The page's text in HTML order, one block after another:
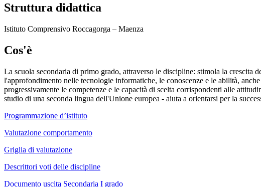
Struttura didattica
Istituto Comprensivo Roccagorga – Maenza
Cos'è
La scuola secondaria di primo grado, attraverso le discipline: stimola la crescita
l'approfondimento nelle tecnologie informatiche, le conoscenze e le abilità,
progressivamente le competenze e le capacità di scelta corrispondenti alle
studio di una seconda lingua dell'Unione europea - aiuta a orientarsi per la
Programmazione d’istituto
Valutazione comportamento
Griglia di valutazione
Descrittori voti delle discipline
Documento uscita Secondaria I grado